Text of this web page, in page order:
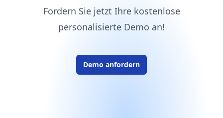
Fordern Sie jetzt Ihre kostenlose
personalisierte Demo an!
Demo anfordern